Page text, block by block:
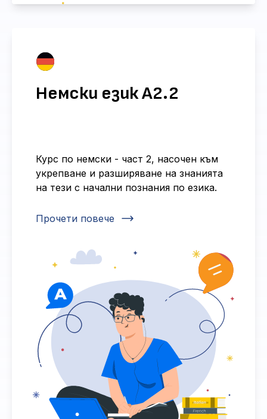
Немски език А2.2
Курс по немски - част 2, насочен към
укрепване и разширяване на знанията
на тези с начални познания по езика.
Прочети повече